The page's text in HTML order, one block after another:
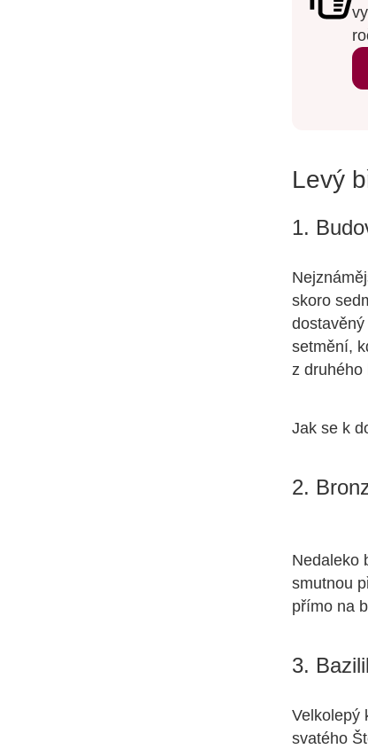
Levý
1.
skoro
setmění,
z druhého
Jak se k
2.
Nedaleko
smutnou
přímo na
3.
Velkolepý
svatého